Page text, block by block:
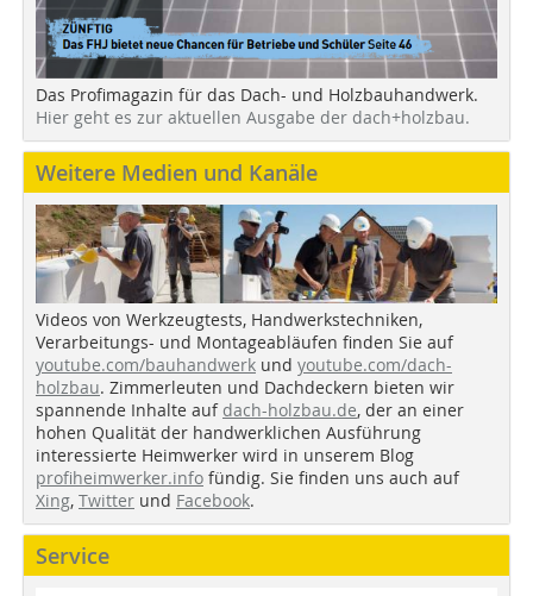
Das Profimagazin für das Dach- und Holzbauhandwerk.
Hier geht es zur aktuellen Ausgabe der dach+holzbau.
Weitere Medien und Kanäle
Videos von Werkzeugtests, Handwerkstechniken,
Verarbeitungs- und Montageabläufen finden Sie auf
youtube.com/bauhandwerk und youtube.com/dach-
holzbau. Zimmerleuten und Dachdeckern bieten wir
spannende Inhalte auf dach-holzbau.de, der an einer
hohen Qualität der handwerklichen Ausführung
interessierte Heimwerker wird in unserem Blog
profiheimwerker.info fündig. Sie finden uns auch auf
Xing, Twitter und Facebook.
Service